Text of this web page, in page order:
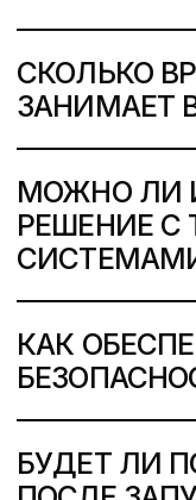
СКОЛЬКО
ЗАНИМАЕТ
МОЖНО ЛИ
РЕШЕНИЕ
КАК
БУДЕТ ЛИ